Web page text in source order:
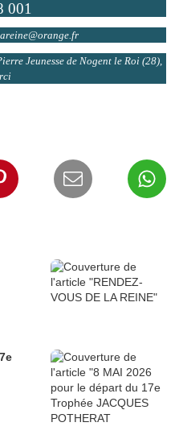
Jeunesse de Nogent le Roi (28),